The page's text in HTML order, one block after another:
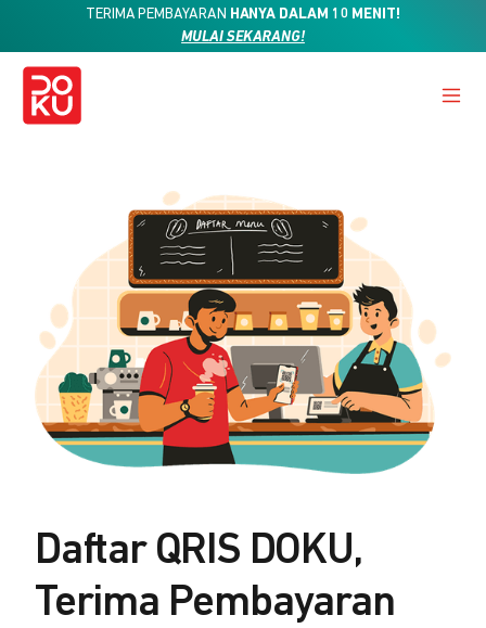
TERIMA PEMBAYARAN HANYA DALAM 10 MENIT!
MULAI SEKARANG!
Daftar QRIS DOKU,
Terima Pembayaran